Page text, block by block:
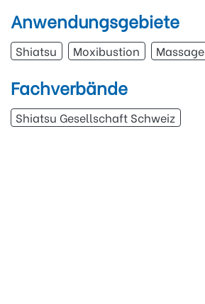
Anwendungsgebiete
Shiatsu Moxibustion Massage
Fachverbände
Shiatsu Gesellschaft Schweiz